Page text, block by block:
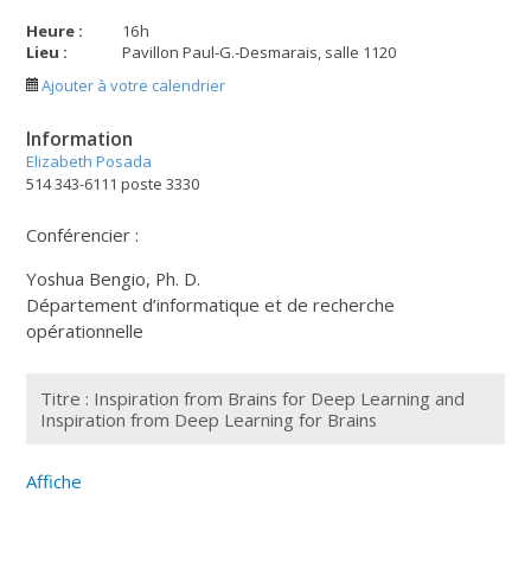
Heure : 16h
Lieu :
Pavillon Paul-G.-Desmarais, salle 1120
Ajouter à votre calendrier
Information
Elizabeth Posada
514 343-6111 poste 3330
Conférencier :
Yoshua Bengio, Ph. D.
Département d’informatique et de recherche
opérationnelle
Titre : Inspiration from Brains for Deep Learning and
Inspiration from Deep Learning for Brains
Affiche